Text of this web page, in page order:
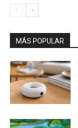
MÁS POPULAR